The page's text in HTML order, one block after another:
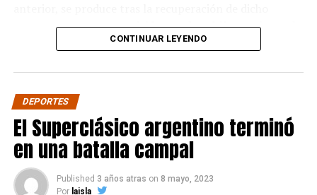
campeonato por parte delboxeador chileno, el pasado
mes de abril ante elboliviano Ramón Averanga
La velada contará además con siete combates
preliminares con los mejores
la zona. Este evento es único en la provincia, y es
realizado íntegramente por laproductora del
boxeador, Pancora Promotions, contando con el
auspicio de empresas e industrias locales.
CONTINUAR LEYENDO
DEPORTES
El Superclásico argentino terminó
en una batalla campal
Published 3 años atras on 8 mayo, 2023
Por laisla